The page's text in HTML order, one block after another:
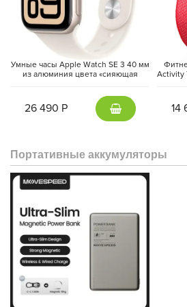
Умные часы Apple Watch SE 3 40 мм
из алюминия цвета «сияющая
«сияющая звезда» (S/M)
26 490 Р
Activity
14
Портативные аккумуляторы